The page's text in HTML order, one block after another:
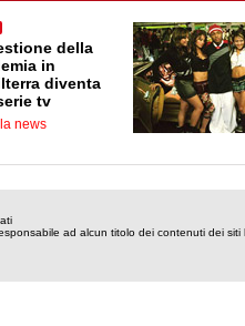
della
in
diventa
tv
news
ad alcun titolo dei contenuti dei siti